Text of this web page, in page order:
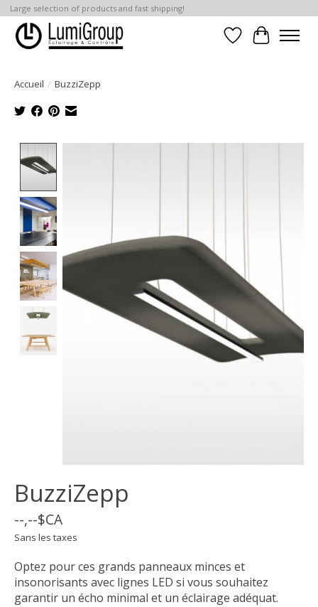
Large selection of products and fast shipping!
Liste dePanier
Accueil / BuzziZepp
BuzziZepp
--,--$CA
Sans les taxes
Optez pour ces grands panneaux minces et
insonorisants avec lignes LED si vous souhaitez
garantir un écho minimal et un éclairage adéquat.